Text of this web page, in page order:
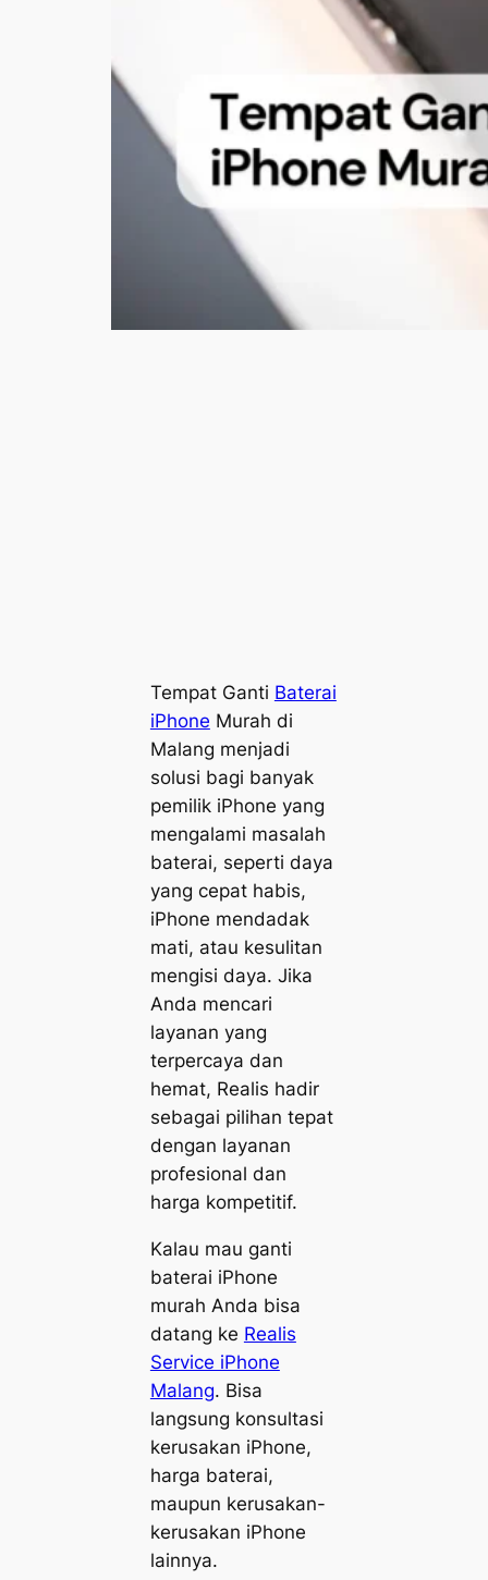
Tempat Ganti Baterai
iPhone Murah di
Malang menjadi
solusi bagi banyak
pemilik iPhone yang
mengalami masalah
baterai, seperti daya
yang cepat habis,
iPhone mendadak
mati, atau kesulitan
mengisi daya. Jika
Anda mencari
layanan yang
terpercaya dan
hemat, Realis hadir
sebagai pilihan tepat
dengan layanan
profesional dan
harga kompetitif.
Kalau mau ganti
baterai iPhone
murah Anda bisa
datang ke Realis
Service iPhone
Malang. Bisa
langsung konsultasi
kerusakan iPhone,
harga baterai,
maupun kerusakan-
kerusakan iPhone
lainnya.